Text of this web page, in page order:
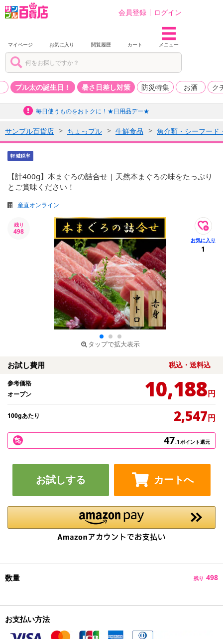
会員登録 ログイン
マイページ お気に入り 閲覧履歴 カート メニュー
プル太の誕生日！ 暑さ日差し対策 防災特集 お酒 ク
毎日使うものをおトクに！★日用品デー★
サンプル百貨店 ちょっプル 生鮮食品 魚介類・シーフード
軽減税率
【計400g】本まぐろの詰合せ | 天然本まぐろの味をたっぷり
とご賞味ください！
産直オンライン
残り
498
タップで拡大表示
1
お試し費用 税込・送料込
参考価格
オープン
10,188円
100gあたり 2,547円
47.1ポイント還元
お試しする カートへ
数量 残り 498
お支払い方法